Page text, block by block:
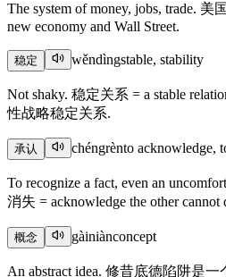
The system of money, jobs, trade.
new economy and Wall Street.
稳定 wěndìngstable, stability
Not shaky. 稳定关系 = a stable
性战略稳定关系.
承认 chéngrènto acknowledge,
To recognize a fact, even an
消失 = acknowledge the other cannot
概念 gàiniànconcept
An abstract idea. 修昔底德陷阱是一